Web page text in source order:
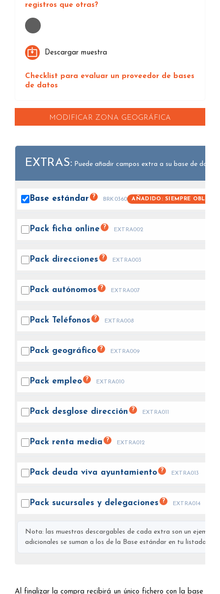
registros que otras?
Loading...
Descargar muestra
Checklist para evaluar un proveedor de bases
de datos
MODIFICAR ZONA GEOGRÁFICA
EXTRAS: Puede añadir campos extra a su base de datos.
Base estándar ? BRK0360 AÑADIDO: SIEMPRE
Pack ficha online ? EXTRA002
Pack direcciones ? EXTRA003
Pack autónomos ? EXTRA007
Pack Teléfonos ? EXTRA008
Pack geográfico ? EXTRA009
Pack empleo ? EXTRA010
Pack desglose dirección ? EXTRA011
Pack renta media ? EXTRA012
Pack deuda viva ayuntamiento ? EXTRA013
Pack sucursales y delegaciones ? EXTRA014
Nota: las muestras descargables de cada extra son un
adicionales se suman a los de la Base estándar en tu listado
Al finalizar la compra recibirá un único fichero con la base